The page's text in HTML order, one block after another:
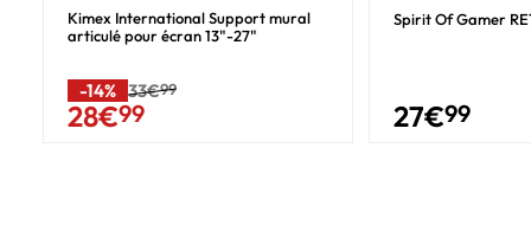
Concentrateur USB intégré
Version du concentrateur USB
Type de porte USB amont
Nombre de ports amont
Kimex International Support mural
articulé pour écran 13"-27"
-14% 33€99
28€99
Spirit Of Gamer
27€99